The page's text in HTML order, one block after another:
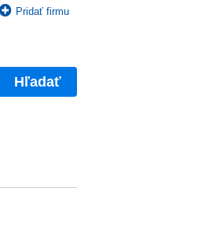
Pridať firmu
Hľadať